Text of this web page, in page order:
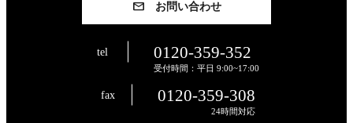
お問い合わせ
tel 0120-359-352
受付時間：平日 9:00~17:00
fax 0120-359-308
24時間対応